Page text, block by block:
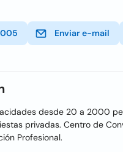
Enviar e-mail
desde 20 a 2000
privadas. Centro de
Profesional.